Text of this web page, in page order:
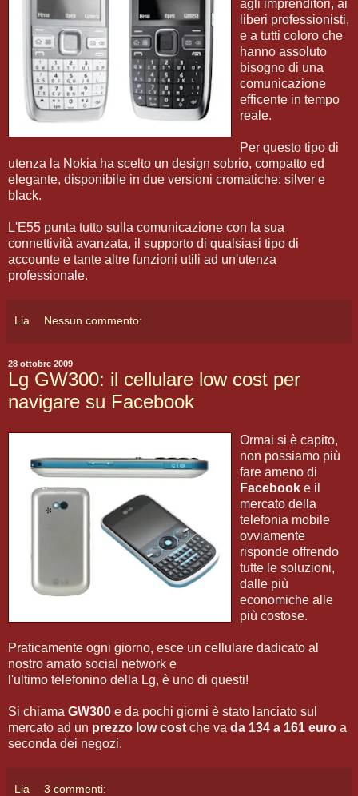
agli imprenditori, ai
liberi professionisti,
e a tutti coloro che
hanno assoluto
bisogno di una
comunicazione
efficente in tempo
reale.
Per questo tipo di
utenza la Nokia ha scelto un design sobrio, compatto ed
elegante, disponibile in due versioni cromatiche: silver e
black.
L'E55 punta tutto sulla comunicazione con la sua
connettività avanzata, il supporto di qualsiasi tipo di
accounte e tante altre funzioni utili ad un'utenza
professionale.
Lia Nessun commento:
28 ottobre 2009
Lg GW300: il cellulare low cost per
navigare su Facebook
Ormai si è capito,
non possiamo più
fare ameno di
Facebook e il
mercato della
telefonia mobile
ovviamente
risponde offrendo
tutte le soluzioni,
dalle più
economiche alle
più costose.
Praticamente ogni giorno, esce un cellulare dadicato al
nostro amato social network e
l'ultimo telefonino della Lg, è uno di questi!
Si chiama GW300 e da pochi giorni è stato lanciato sul
mercato ad un prezzo low cost che va da 134 a 161 euro a
seconda dei negozi.
Lia 3 commenti: